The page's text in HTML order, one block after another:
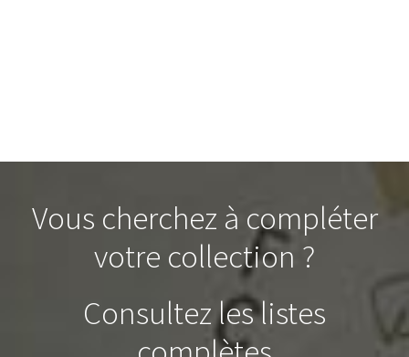
Vous cherchez à compléter
votre collection ?
Consultez les listes